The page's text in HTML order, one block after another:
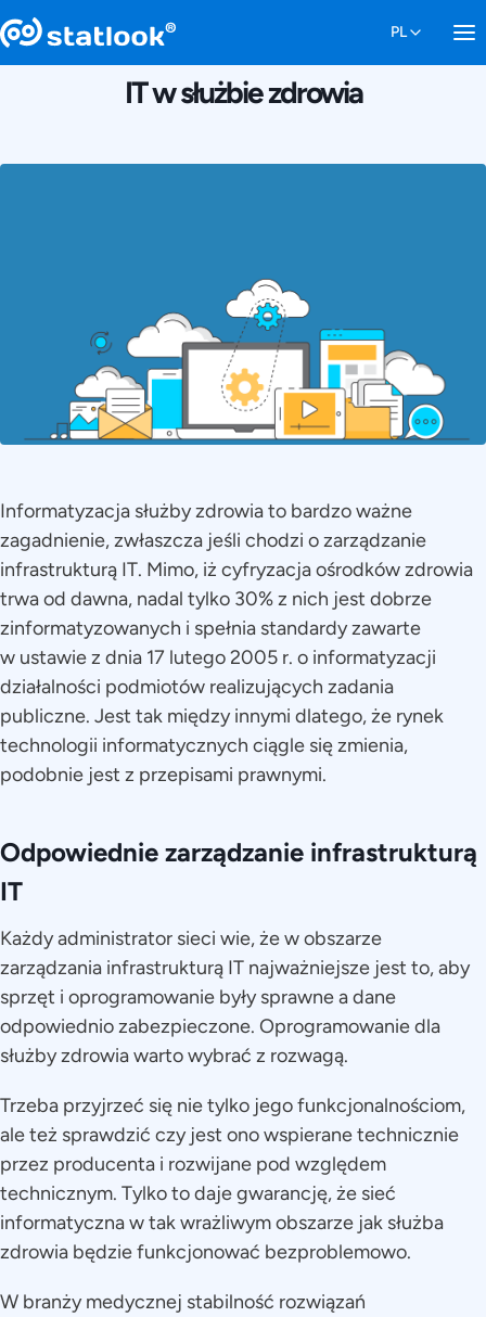
3 KWIETNIA 2019
IT w służbie zdrowia
Informatyzacja służby zdrowia to bardzo ważne
zagadnienie, zwłaszcza jeśli chodzi o zarządzanie
infrastrukturą IT. Mimo, iż cyfryzacja ośrodków zdrowia
trwa od dawna, nadal tylko 30% z nich jest dobrze
zinformatyzowanych i spełnia standardy zawarte
w ustawie z dnia 17 lutego 2005 r. o informatyzacji
działalności podmiotów realizujących zadania
publiczne. Jest tak między innymi dlatego, że rynek
technologii informatycznych ciągle się zmienia,
podobnie jest z przepisami prawnymi.
Odpowiednie zarządzanie infrastrukturą
IT
Każdy administrator sieci wie, że w obszarze
zarządzania infrastrukturą IT najważniejsze jest to, aby
sprzęt i oprogramowanie były sprawne a dane
odpowiednio zabezpieczone. Oprogramowanie dla
służby zdrowia warto wybrać z rozwagą.
Trzeba przyjrzeć się nie tylko jego funkcjonalnościom,
ale też sprawdzić czy jest ono wspierane technicznie
przez producenta i rozwijane pod względem
technicznym. Tylko to daje gwarancję, że sieć
informatyczna w tak wrażliwym obszarze jak służba
zdrowia będzie funkcjonować bezproblemowo.
W branży medycznej stabilność rozwiązań